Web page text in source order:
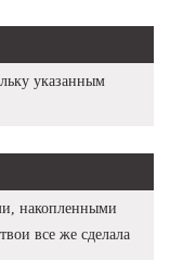
указанным
накопленными
все же сделала